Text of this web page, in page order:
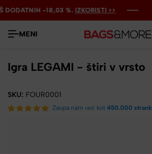
-18,03 %.IZKORISTI >>
-18,03 %.IZKORISTI >>
-18,03 %.IZKORISTI >>
MENI
Igra LEGAMI - štiri v vrsto
SKU: FOUR0001
Zaupa nam več kot 450.000 strank